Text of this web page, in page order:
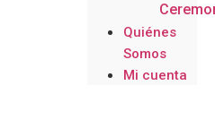
Quiénes
Somos
Mi cuenta